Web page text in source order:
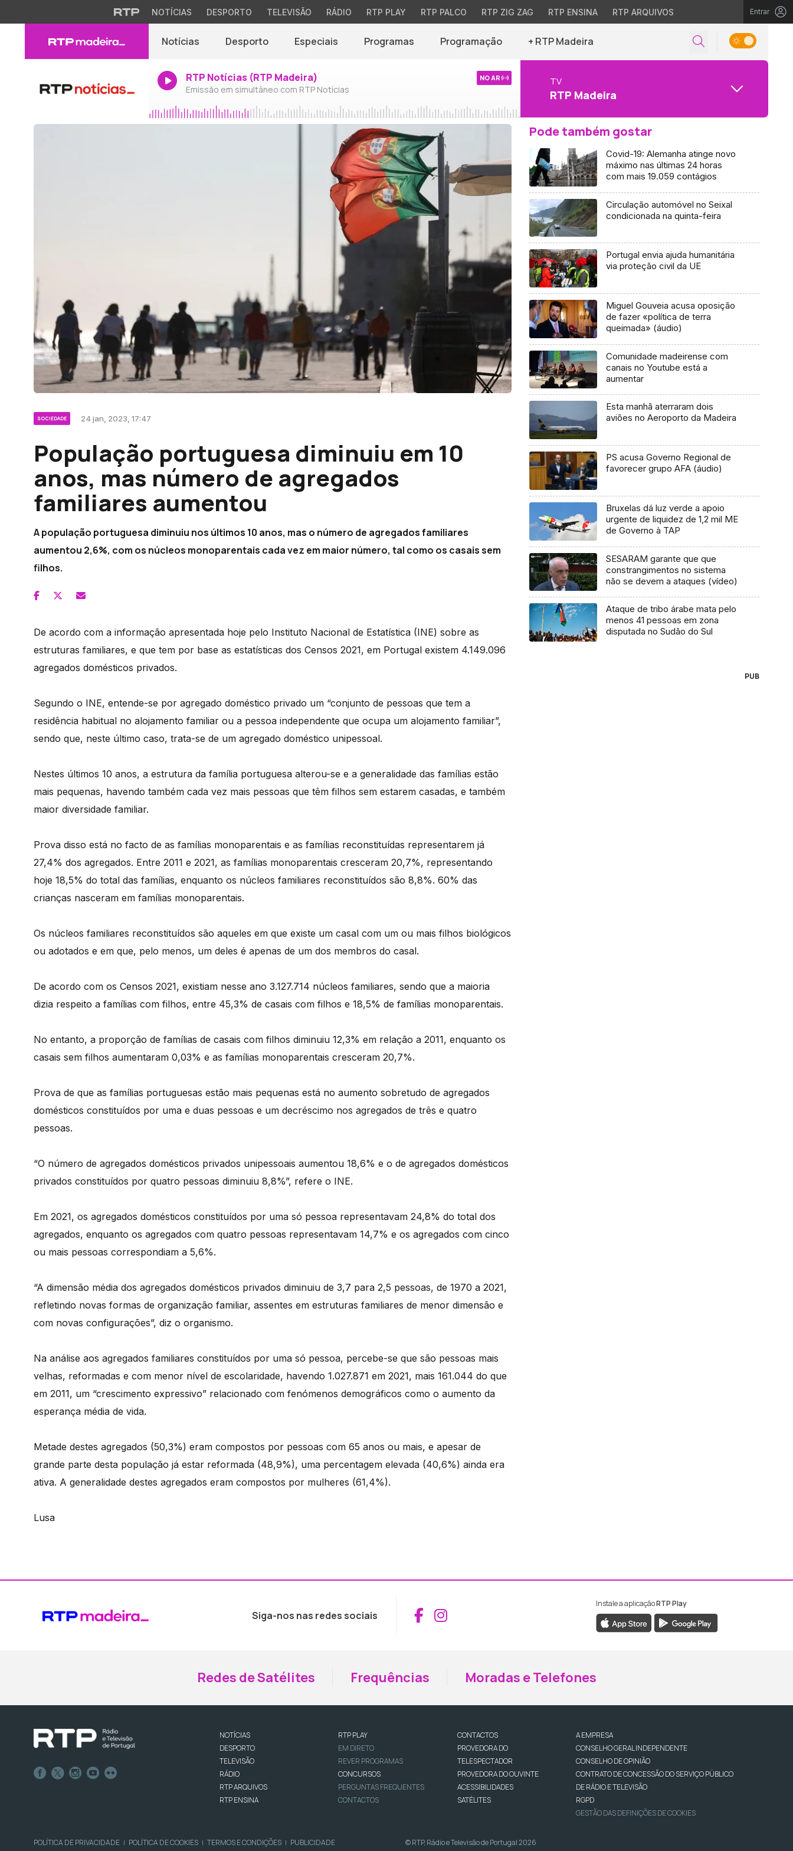
NOTÍCIAS DESPORTO TELEVISÃO RÁDIO RTP PLAY RTP PALCO RTP ZIG ZAG RTP ENSINA RTP ARQUIVOS Entrar
Notícias Desporto Especiais Programas Programação + RTP Madeira
RTP Notícias (RTP Madeira)
Emissão em simultâneo com RTP Notícias
NO AR TV
RTP Madeira
SOCIEDADE 24 jan, 2023, 17:47
População portuguesa diminuiu em 10
anos, mas número de agregados
familiares aumentou
A população portuguesa diminuiu nos últimos 10 anos, mas o número de agregados familiares
aumentou 2,6%, com os núcleos monoparentais cada vez em maior número, tal como os casais sem
filhos.
De acordo com a informação apresentada hoje pelo Instituto Nacional de Estatística (INE) sobre as
estruturas familiares, e que tem por base as estatísticas dos Censos 2021, em Portugal existem 4.149.096
agregados domésticos privados.
Segundo o INE, entende-se por agregado doméstico privado um “conjunto de pessoas que tem a
residência habitual no alojamento familiar ou a pessoa independente que ocupa um alojamento familiar”,
sendo que, neste último caso, trata-se de um agregado doméstico unipessoal.
Nestes últimos 10 anos, a estrutura da família portuguesa alterou-se e a generalidade das famílias estão
mais pequenas, havendo também cada vez mais pessoas que têm filhos sem estarem casadas, e também
maior diversidade familiar.
Prova disso está no facto de as famílias monoparentais e as famílias reconstituídas representarem já
27,4% dos agregados. Entre 2011 e 2021, as famílias monoparentais cresceram 20,7%, representando
hoje 18,5% do total das famílias, enquanto os núcleos familiares reconstituídos são 8,8%. 60% das
crianças nasceram em famílias monoparentais.
Os núcleos familiares reconstituídos são aqueles em que existe um casal com um ou mais filhos biológicos
ou adotados e em que, pelo menos, um deles é apenas de um dos membros do casal.
De acordo com os Censos 2021, existiam nesse ano 3.127.714 núcleos familiares, sendo que a maioria
dizia respeito a famílias com filhos, entre 45,3% de casais com filhos e 18,5% de famílias monoparentais.
No entanto, a proporção de famílias de casais com filhos diminuiu 12,3% em relação a 2011, enquanto os
casais sem filhos aumentaram 0,03% e as famílias monoparentais cresceram 20,7%.
Prova de que as famílias portuguesas estão mais pequenas está no aumento sobretudo de agregados
domésticos constituídos por uma e duas pessoas e um decréscimo nos agregados de três e quatro
pessoas.
“O número de agregados domésticos privados unipessoais aumentou 18,6% e o de agregados domésticos
privados constituídos por quatro pessoas diminuiu 8,8%”, refere o INE.
Em 2021, os agregados domésticos constituídos por uma só pessoa representavam 24,8% do total dos
agregados, enquanto os agregados com quatro pessoas representavam 14,7% e os agregados com cinco
ou mais pessoas correspondiam a 5,6%.
“A dimensão média dos agregados domésticos privados diminuiu de 3,7 para 2,5 pessoas, de 1970 a 2021,
refletindo novas formas de organização familiar, assentes em estruturas familiares de menor dimensão e
com novas configurações”, diz o organismo.
Na análise aos agregados familiares constituídos por uma só pessoa, percebe-se que são pessoas mais
velhas, reformadas e com menor nível de escolaridade, havendo 1.027.871 em 2021, mais 161.044 do que
em 2011, um “crescimento expressivo” relacionado com fenómenos demográficos como o aumento da
esperança média de vida.
Metade destes agregados (50,3%) eram compostos por pessoas com 65 anos ou mais, e apesar de
grande parte desta população já estar reformada (48,9%), uma percentagem elevada (40,6%) ainda era
ativa. A generalidade destes agregados eram compostos por mulheres (61,4%).
Lusa
Pode também gostar
Covid-19: Alemanha atinge novo
máximo nas últimas 24 horas
com mais 19.059 contágios
Circulação automóvel no Seixal
condicionada na quinta-feira
Portugal envia ajuda humanitária
via proteção civil da UE
Miguel Gouveia acusa oposição
de fazer «política de terra
queimada» (áudio)
Comunidade madeirense com
canais no Youtube está a
aumentar
Esta manhã aterraram dois
aviões no Aeroporto da Madeira
PS acusa Governo Regional de
favorecer grupo AFA (áudio)
Bruxelas dá luz verde a apoio
urgente de liquidez de 1,2 mil ME
de Governo à TAP
SESARAM garante que que
constrangimentos no sistema
não se devem a ataques (vídeo)
Ataque de tribo árabe mata pelo
menos 41 pessoas em zona
disputada no Sudão do Sul
PUB
Siga-nos nas redes sociais Aceder ao Facebook da RTP Madeira
Aceder ao Instagram da RTP Madeira
Instale a aplicaçãoRTP Play
Redes de Satélites Frequências Moradas e Telefones
NOTÍCIAS
DESPORTO
TELEVISÃO
RÁDIO
RTP ARQUIVOS
RTP ENSINA
RTP PLAY
EM DIRETO
REVER PROGRAMAS
CONCURSOS
PERGUNTAS FREQUENTES
CONTACTOS
CONTACTOS
PROVEDORA DO
TELESPECTADOR
PROVEDORA DO OUVINTE
ACESSIBILIDADES
SATÉLITES
A EMPRESA
CONSELHO GERAL INDEPENDENTE
CONSELHO DE OPINIÃO
CONTRATO DE CONCESSÃO DO SERVIÇO PÚBLICO
DE RÁDIO E TELEVISÃO
RGPD
GESTÃO DAS DEFINIÇÕES DE COOKIES
POLÍTICA DE PRIVACIDADE | POLÍTICA DE COOKIES | TERMOS E CONDIÇÕES | PUBLICIDADE © RTP, Rádio e Televisão de Portugal 2026